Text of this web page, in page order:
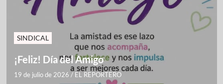
SINDICAL
¡Feliz! Día del Amigo
19 de julio de 2026 / EL REPORTERO